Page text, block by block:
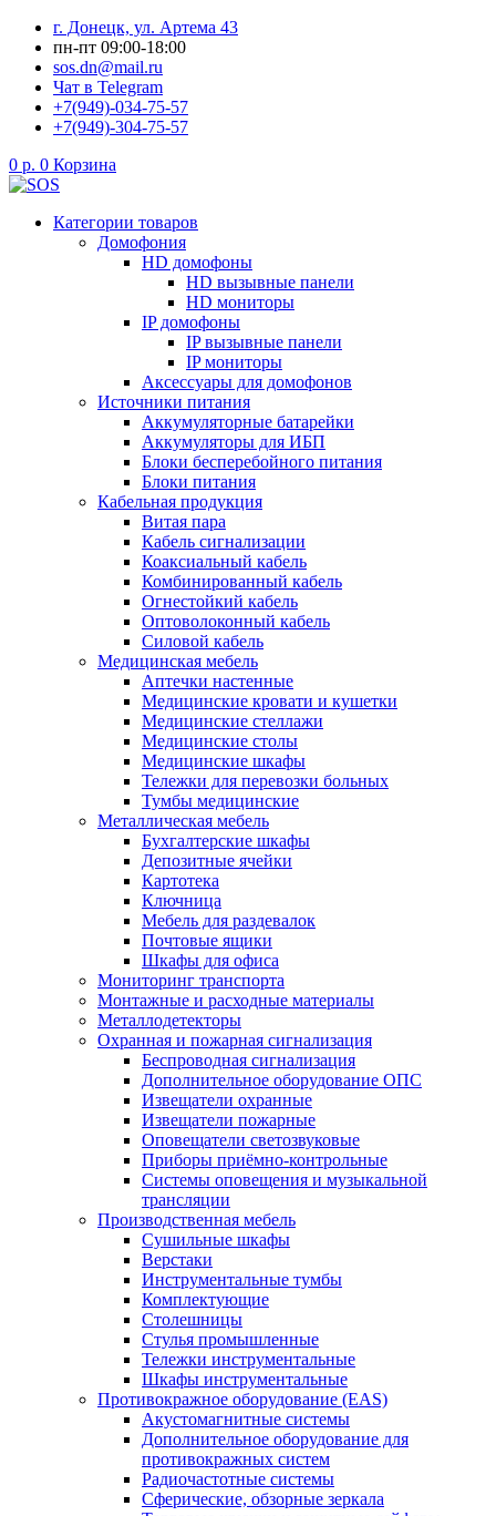
Перейти
содержимому
г. Донецк, ул. Артема 43
пн-пт 09:00-18:00
sos.dn@mail.ru
Чат в Telegram
+7(949)-034-75-57
+7(949)-304-75-57
0 р. 0 Корзина
Категории товаров
Домофония
HD домофоны
HD вызывные панели
HD мониторы
IP домофоны
IP вызывные панели
IP мониторы
Аксессуары для домофонов
Источники питания
Аккумуляторные батарейки
Аккумуляторы для ИБП
Блоки бесперебойного питания
Блоки питания
Кабельная продукция
Витая пара
Кабель сигнализации
Коаксиальный кабель
Комбинированный кабель
Огнестойкий кабель
Оптоволоконный кабель
Силовой кабель
Медицинская мебель
Аптечки настенные
Медицинские кровати и кушетки
Медицинские стеллажи
Медицинские столы
Медицинские шкафы
Тележки для перевозки больных
Тумбы медицинские
Металлическая мебель
Бухгалтерские шкафы
Депозитные ячейки
Картотека
Ключница
Мебель для раздевалок
Почтовые ящики
Шкафы для офиса
Мониторинг транспорта
Монтажные и расходные материалы
Металлодетекторы
Охранная и пожарная сигнализация
Беспроводная сигнализация
Дополнительное оборудование ОПС
Извещатели охранные
Извещатели пожарные
Оповещатели светозвуковые
Приборы приёмно-контрольные
Системы оповещения и музыкальной
трансляции
Производственная мебель
Cушильные шкафы
Верстаки
Инструментальные тумбы
Комплектующие
Столешницы
Стулья промышленные
Тележки инструментальные
Шкафы инструментальные
Противокражное оборудование (EAS)
Акустомагнитные системы
Дополнительное оборудование для
противокражных систем
Радиочастотные системы
Сферические, обзорные зеркала